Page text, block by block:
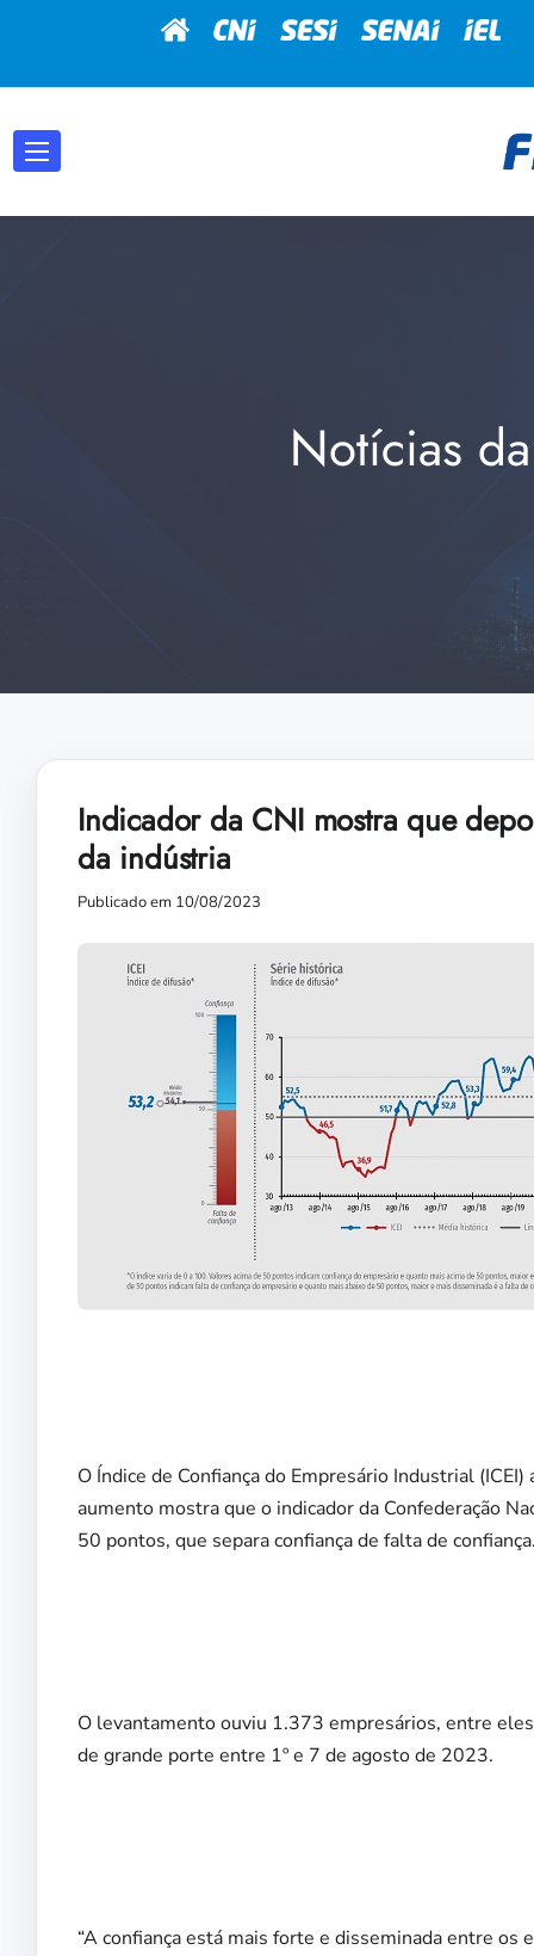
Notícias
Indicador da CNI mostra que
da indústria
Publicado em 10/08/2023
O Índice de Confiança do Empresário Industrial
aumento mostra que o indicador da Confederação
50 pontos, que separa confiança de falta de
O levantamento ouviu 1.373 empresários, entre
de grande porte entre 1º e 7 de agosto de 2023.
“A confiança está mais forte e disseminada entre